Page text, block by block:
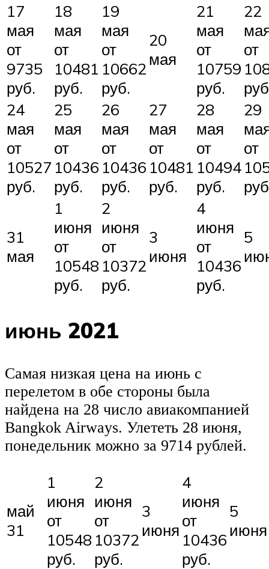
17
мая
от
9735
руб.
18
мая
от
10481
руб.
19
мая
от
10662
руб.
20
мая
21
мая
от
10759
руб.
22
от
24
мая
от
10527
руб.
25
мая
от
10436
руб.
26
мая
от
10436
руб.
27
мая
от
10481
руб.
28
мая
от
10494
руб.
29
от
31
мая
1
июня
от
10548
руб.
2
июня
от
10372
руб.
3
июня
4
июня
от
10436
руб.
5
июнь 2021
Самая низкая цена на июнь с
перелетом в обе стороны была
найдена на 28 число авиакомпанией
Bangkok Airways. Улететь 28 июня,
понедельник можно за 9714 рублей.
май
31
1
июня
от
10548
руб.
2
июня
от
10372
руб.
3
июня
4
июня
от
10436
руб.
5
июня